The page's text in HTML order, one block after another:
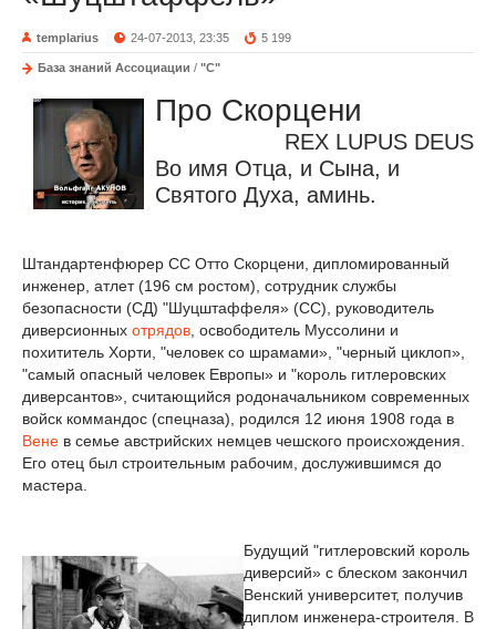
templarius 24-07-2013, 23:35 5 199
База знаний Ассоциации / "С"
Про Скорцени
REX LUPUS DEUS
Во имя Отца, и Сына, и
Святого Духа, аминь.
Штандартенфюрер СС Отто Скорцени, дипломированный
инженер, атлет (196 см ростом), сотрудник службы
безопасности (CД) "Шуцштаффеля» (СС), руководитель
диверсионных отрядов , освободитель Муссолини и
похититель Хорти, "человек со шрамами», "черный циклоп»,
"самый опасный человек Европы» и "король гитлеровских
диверсантов», считающийся родоначальником современных
войск коммандос (спецназа), родился 12 июня 1908 года в
Вене в семье австрийских немцев чешского происхождения.
Его отец был строительным рабочим, дослужившимся до
мастера.
Будущий "гитлеровский король
диверсий» с блеском закончил
Венский университет, получив
диплом инженера-строителя. В